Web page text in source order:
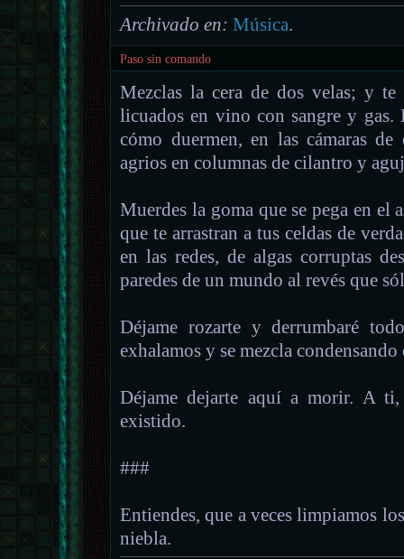
Archivado en: Música.
Paso sin comando
Mezclas la cera de dos velas; y te
licuados en vino con sangre y gas.
cómo duermen, en las cámaras de
agrios en columnas de cilantro y
Muerdes la goma que se pega en el
que te arrastran a tus celdas de
en las redes, de algas corruptas
paredes de un mundo al revés que
Déjame rozarte y derrumbaré
exhalamos y se mezcla
Déjame dejarte aquí a morir. A
existido.
###
Entiendes, que a veces limpiamos
niebla.